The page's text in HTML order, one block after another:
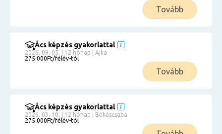
Tovább
Ács képzés gyakorlattal
2026. 09. 05. | 12 hónap | Ajka
275.000Ft/félév-tól
Tovább
Ács képzés gyakorlattal
2026. 03. 10. | 12 hónap | Békéscsaba
275.000Ft/félév-tól